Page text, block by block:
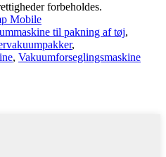
forbeholdes.
Mobile
til pakning af tøj,
,
, Vakuumforseglingsmaskine